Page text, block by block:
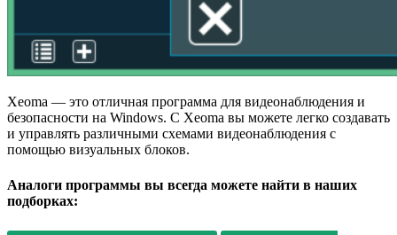
Xeoma — это отличная программа для видеонаблюдения и
безопасности на Windows. С Xeoma вы можете легко создавать
и управлять различными схемами видеонаблюдения с
помощью визуальных блоков.
Аналоги программы вы всегда можете найти в наших
подборках: